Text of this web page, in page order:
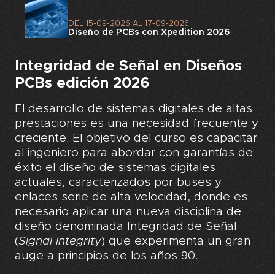
DEL 15-09-2026 AL 17-09-2026
Diseño de PCBs con Xpedition 2026
Integridad de Señal en Diseños
PCBs edición 2026
El desarrollo de sistemas digitales de altas
prestaciones es una necesidad frecuente y
creciente. El objetivo del curso es capacitar
al ingeniero para abordar con garantías de
éxito el diseño de sistemas digitales
actuales, caracterizados por buses y
enlaces serie de alta velocidad, donde es
necesario aplicar una nueva disciplina de
diseño denominada Integridad de Señal
(Signal Integrity) que experimenta un gran
auge a principios de los años 90.